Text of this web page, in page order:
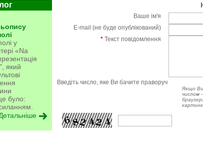
у
«Na
який
було:
Ваше ім'я
E-mail (не буде опублікований)
* Текст повідомлення
Введіть число, яке Ви бачите праворуч
Якщо Ви
числом